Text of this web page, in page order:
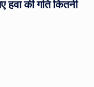
की गति कितनी